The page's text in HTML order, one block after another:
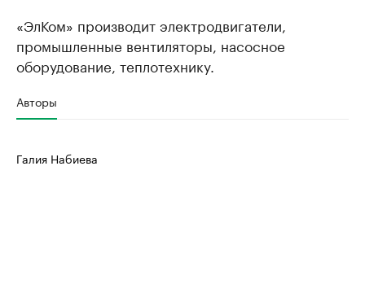
«ЭлКом» производит электродвигатели,
промышленные вентиляторы, насосное
оборудование, теплотехнику.
Авторы
Галия Набиева